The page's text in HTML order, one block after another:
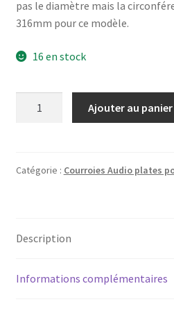
pas le diamètre mais la
316mm pour ce modèle.
16 en stock
pour
201mm
631,46mm,
Ajouter au panier
Catégorie : Courroies Audio plates
Description
Informations complémentaires